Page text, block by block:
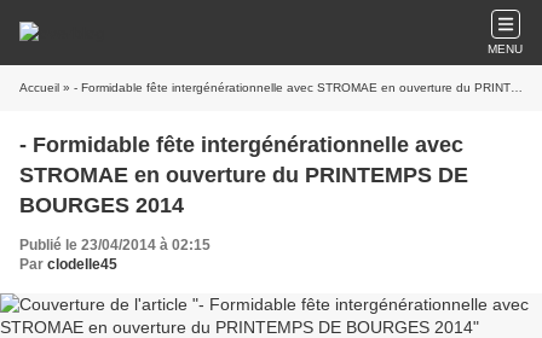
MENU
Accueil » - Formidable fête intergénérationnelle avec STROMAE en ouverture du PRINTEMPS DE BOURGES 2014
- Formidable fête intergénérationnelle avec
STROMAE en ouverture du PRINTEMPS DE
BOURGES 2014
Publié le 23/04/2014 à 02:15
Par clodelle45